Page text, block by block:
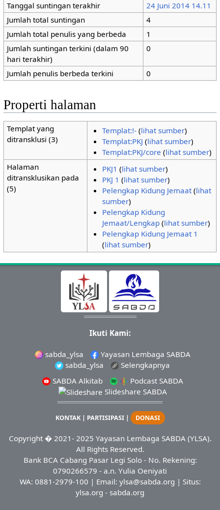
Tanggal suntingan terakhir
24 Juni 2014 14.11
Jumlah total suntingan
4
Jumlah total penulis yang berbeda
1
Jumlah suntingan terkini (dalam 90
hari terakhir)
0
Jumlah penulis berbeda terkini 0
Properti halaman
Templat yang
ditransklusi (3)
Templat:!- (lihat sumber)
Templat:PKJ (lihat sumber)
Templat:PKJ/core (lihat sumber)
Halaman
ditransklusikan pada
(5)
PKJ1 (lihat sumber)
PKJ 1 (lihat sumber)
Pelengkap Kidung Jemaat(lihat
sumber)
Pelengkap Kidung
Jemaat/Lengkap (lihat sumber)
Pelengkap Kidung Jemaat 1
(lihat sumber)
Ikuti Kami:
sabda_ylsa
Yayasan Lembaga SABDA
sabda_ylsa
Selengkapnya
SABDA Alkitab
Podcast SABDA
Slideshare SABDA
KONTAK| PARTISIPASI| DONASI
Copyright� 2021- 2025 Yayasan Lembaga SABDA (YLSA).
All Rights Reserved.
Bank BCA Cabang Pasar Legi Solo - No. Rekening:
0790266579 - a.n. Yulia Oeniyati
WA: 0881-2979-100 | Email: ylsa@sabda.org | Situs:
ylsa.org - sabda.org